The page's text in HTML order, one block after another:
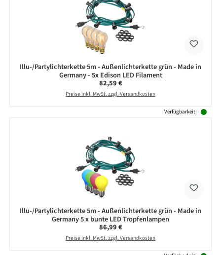
Illu-/Partylichterkette 5m - Außenlichterkette grün - Made in
Germany - 5x Edison LED Filament
Regulärer Preis:
82,59 €
Preise inkl. MwSt. zzgl. Versandkosten
Verfügbarkeit:
Illu-/Partylichterkette 5m - Außenlichterkette grün - Made in
Germany 5 x bunte LED Tropfenlampen
Regulärer Preis:
86,99 €
Preise inkl. MwSt. zzgl. Versandkosten